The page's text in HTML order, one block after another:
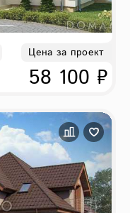
Цена за проект
58 100 ₽